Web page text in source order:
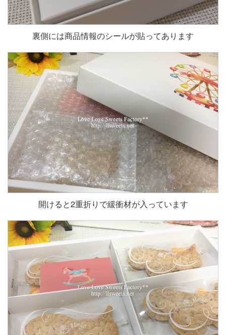
裏側には商品情報のシールが貼ってあります
開けると2重折りで緩衝材が入っています